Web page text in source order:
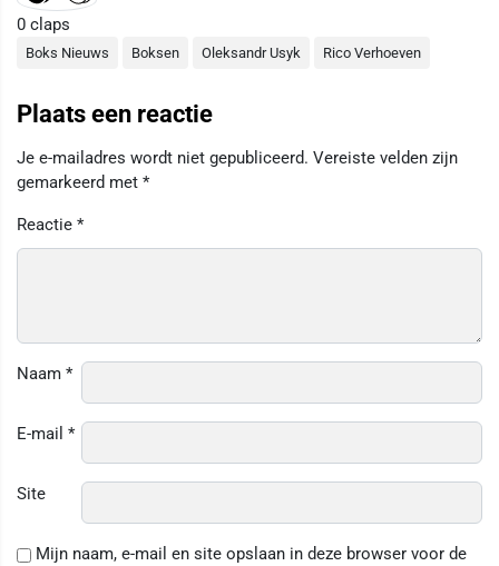
0 claps
Boks Nieuws Boksen Oleksandr Usyk Rico Verhoeven
Plaats een reactie
Je e-mailadres wordt niet gepubliceerd. Vereiste velden zijn
gemarkeerd met *
Reactie *
Naam *
E-mail *
Site
Mijn naam, e-mail en site opslaan in deze browser voor de